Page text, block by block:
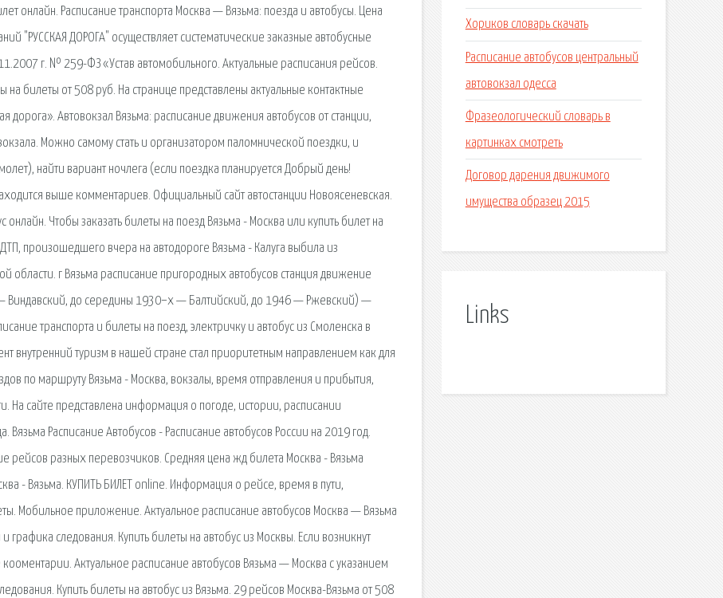
онлайн. Расписание транспорта Москва — Вязьма: поезда и автобусы. Цена
"РУССКАЯ ДОРОГА" осуществляет систематические заказные автобусные
г. № 259-ФЗ «Устав автомобильного. Актуальные расписания рейсов.
на билеты от 508 руб. На странице представлены актуальные контактные
дорога». Автовокзал Вязьма: расписание движения автобусов от станции,
Можно самому стать и организатором паломнической поездки, и
найти вариант ночлега (если поездка планируется Добрый день!
выше комментариев. Официальный сайт автостанции Новоясеневская.
онлайн. Чтобы заказать билеты на поезд Вязьма - Москва или купить билет на
произошедшего вчера на автодороге Вязьма - Калуга выбила из
области. г Вязьма расписание пригородных автобусов станция движение
Виндавский, до середины 1930−х — Балтийский, до 1946 — Ржевский) —
транспорта и билеты на поезд, электричку и автобус из Смоленска в
внутренний туризм в нашей стране стал приоритетным направлением как для
по маршруту Вязьма - Москва, вокзалы, время отправления и прибытия,
На сайте представлена информация о погоде, истории, расписании
Вязьма Расписание Автобусов - Расписание автобусов России на 2019 год.
рейсов разных перевозчиков. Средняя цена жд билета Москва - Вязьма
- Вязьма. КУПИТЬ БИЛЕТ online. Информация о рейсе, время в пути,
Мобильное приложение. Актуальное расписание автобусов Москва — Вязьма
следования. Купить билеты на автобус из Москвы. Если возникнут
Актуальное расписание автобусов Вязьма — Москва с указанием
Купить билеты на автобус из Вязьма. 29 рейсов Москва-Вязьма от 508
Хориков словарь скачать
Расписание автобусов центральный
автовокзал одесса
Фразеологический словарь в
картинках смотреть
Договор дарения движимого
имущества образец 2015
Links